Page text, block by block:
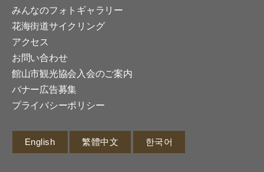
みんなのフォトギャラリー
花海街道サイクリング
アクセス
お問い合わせ
館山市観光協会入会のご案内
バナー広告募集
プライバシーポリシー
English 繁體中文 한국어